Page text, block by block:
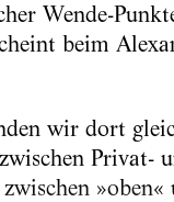
Wende-
beim
wir dort
Privat-
»oben«